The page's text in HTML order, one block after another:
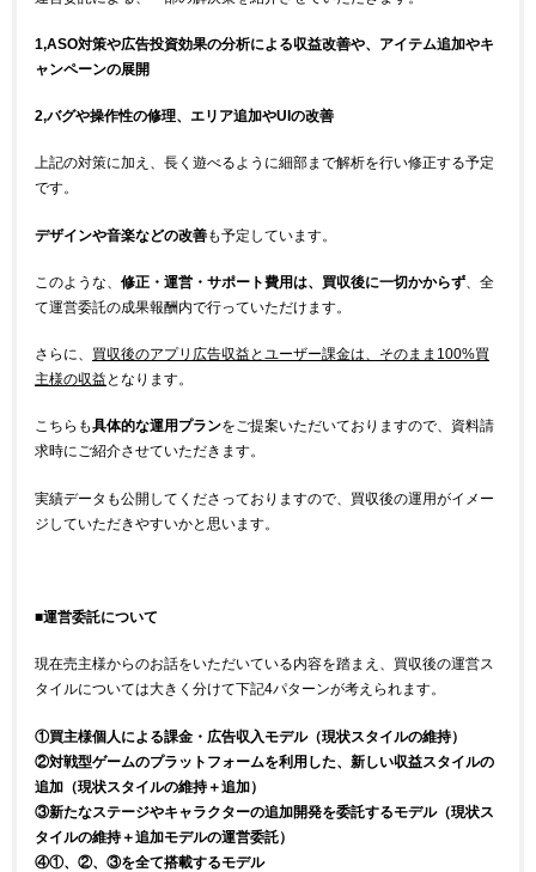
1,ASO対策や広告投資効果の分析による収益改善や、アイテム追加やキ
ャンペーンの展開
2,バグや操作性の修理、エリア追加やUIの改善
上記の対策に加え、長く遊べるように細部まで解析を行い修正する予定
です。
デザインや音楽などの改善も予定しています。
このような、 修正・運営・サポート費用は、買収後に一切かからず、全
て運営委託の成果報酬内で行っていただけます。
さらに、 買収後のアプリ広告収益とユーザー課金は、そのまま100%買
主様の収益 となります。
こちらも具体的な運用プランをご提案いただいておりますので、資料請
求時にご紹介させていただきます。
実績データも公開してくださっておりますので、買収後の運用がイメー
ジしていただきやすいかと思います。
■運営委託について
現在売主様からのお話をいただいている内容を踏まえ、買収後の運営ス
タイルについては大きく分けて下記4パターンが考えられます。
①買主様個人による課金・広告収入モデル（現状スタイルの維持）
②対戦型ゲームのプラットフォームを利用した、新しい収益スタイルの
追加（現状スタイルの維持＋追加）
③新たなステージやキャラクターの追加開発を委託するモデル（現状ス
タイルの維持＋追加モデルの運営委託）
④①、②、③を全て搭載するモデル